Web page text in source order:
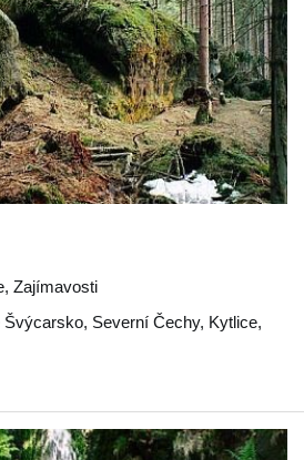
Zajímavosti
Švýcarsko, Severní Čechy, Kytlice,